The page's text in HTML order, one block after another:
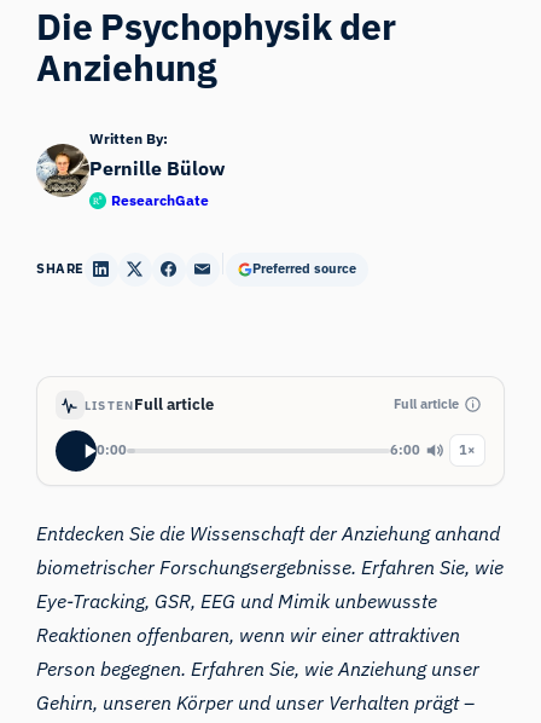
Die Psychophysik der
Anziehung
Written By:
Pernille Bülow
ResearchGate
SHARE Preferred source
LISTENFull article Full article
0:00 6:00 1×
Entdecken Sie die Wissenschaft der Anziehunganhand
biometrischer Forschungsergebnisse. Erfahren Sie, wie
Eye-Tracking, GSR, EEG und Mimik unbewusste
Reaktionen offenbaren, wenn wir einer attraktiven
Person begegnen. Erfahren Sie, wie Anziehung unser
Gehirn, unseren Körper und unser Verhalten prägt –